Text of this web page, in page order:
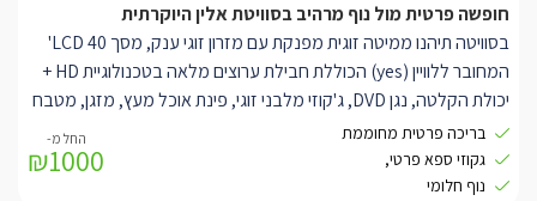
חופשה פרטית מול נוף מרהיב בסוויטת אלין היוקרתית
בסוויטה תיהנו ממיטה זוגית מפנקת עם מזרון זוגי ענק, מסך LCD 40'
המחובר ללוויין (yes) הכוללת חבילת ערוצים מלאה בטכנולוגיית HD +
יכולת הקלטה, נגן DVD, ג'קוזי מלבני זוגי, פינת אוכל מעץ, מזגן, מטבח
מאובזר: מכונת אספרסו, קומקום חשמלי, מקרר, מיקרוגל,כלי הגשה,
לציבור הדתי: פלטת שבת, מיחם לשבת, בית כנסת בקרבת הצימר.
בריכה פרטית מחוממת
גקוזי ספא פרטי,
נוף חלומי
₪1000